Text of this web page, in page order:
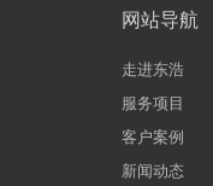
网站导航
走进东浩
服务项目
客户案例
新闻动态